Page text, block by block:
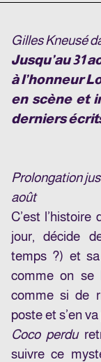
Gilles Kneusé
Jusqu’au 31
à l’honneur
en scène et
derniers
Prolongation
août
C’est l’histoire
jour, décide
temps ?) et
comme on se
comme si de
poste et s’en
Coco perdu
suivre ce